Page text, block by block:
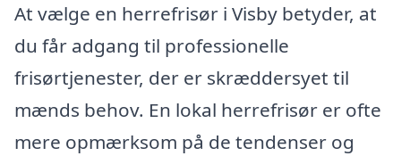
At vælge en herrefrisør i Visby betyder, at
du får adgang til professionelle
frisørtjenester, der er skræddersyet til
mænds behov. En lokal herrefrisør er ofte
mere opmærksom på de tendenser og